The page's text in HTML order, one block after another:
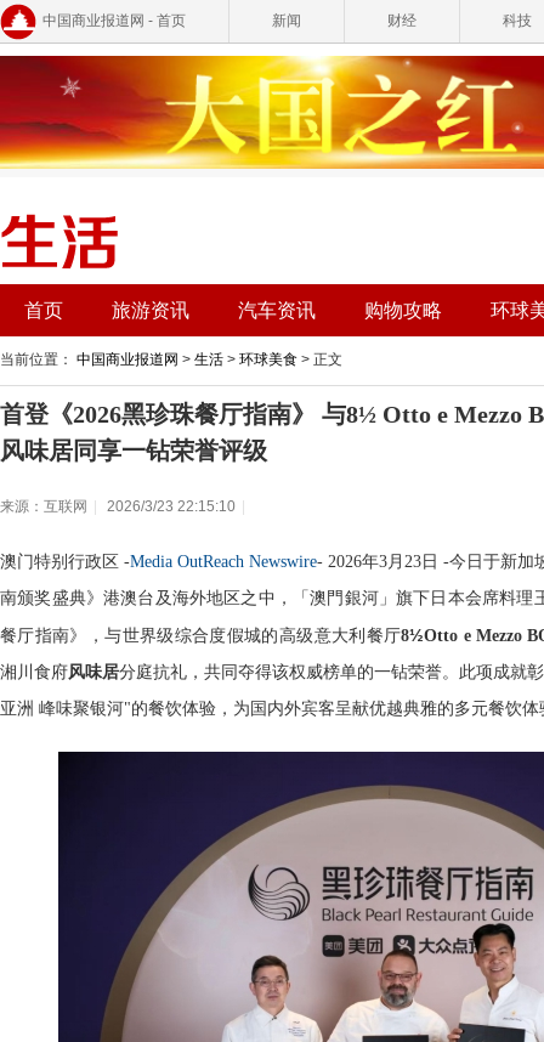
中国商业报道网 - 首页 新闻 财经 科技
首页 旅游资讯 汽车资讯 购物攻略 环球
当前位置： 中国商业报道网 > 生活 > 环球美食 > 正文
首登《2026黑珍珠餐厅指南》 与8½ Otto e Mezzo
风味居同享一钻荣誉评级
来源：互联网 2026/3/23 22:15:10
澳门特别行政区 -Media OutReach Newswire- 2026年3月23日 -今日于新加
南颁奖盛典》港澳台及海外地区之中，「澳門銀河」旗下日本会席料理
餐厅指南》，与世界级综合度假城的高级意大利餐厅8½Otto e Mezzo
湘川食府风味居分庭抗礼，共同夺得该权威榜单的一钻荣誉。此项成就
亚洲 峰味聚银河"的餐饮体验，为国内外宾客呈献优越典雅的多元餐饮体